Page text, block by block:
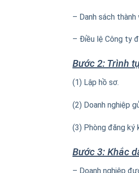
– Danh sách
– Điều lệ Công ty
Bước 2: Trình
(1) Lập hồ sơ.
(2) Doanh nghiệp
(3) Phòng đăng ký
Bước 3: Khắc
– Doanh nghiệp